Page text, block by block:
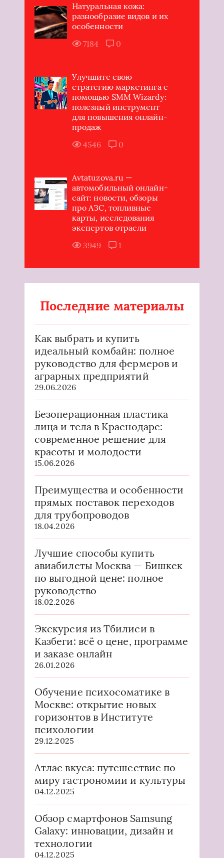
Натуральная кожа:
разнообразие видов и их
особенности
7184
0
Улучшите свою
стратегию маркетинга с
помощью SMM Wizardy:
полезный инструмент
для повышения онлайн-
продаж
4546
0
Avtatuzova.ru —
автомобильный онлайн-
сайт: новости, обзоры
про АЗС, топливные
карты, исследования
экспертов отрасли
3949
1
Последние материалы
Как выбрать и купить
идеальный комбайн: полное
руководство для фермеров и
аграрных предприятий
29.06.2026
Безоперационная пластика
лица и тела в Краснодаре:
современное решение для
красоты и молодости
15.06.2026
Преимущества и особенности
прямых поставок переходов
для трубопроводов
18.04.2026
Лучшие способы купить
авиабилеты Москва — Бишкек
по выгодной цене: полное
руководство
18.02.2026
Экскурсия из Тбилиси в
Казбеги: всё о цене, программе
и заказе онлайн
26.01.2026
Обучение психосоматике в
Москве: открытие новых
горизонтов в Институте
психологии
29.12.2025
Атлас вкуса: путешествие по
миру гастрономии и культуры
04.12.2025
Обзор смартфонов Samsung
Galaxy: инновации, дизайн и
технологии
04.12.2025